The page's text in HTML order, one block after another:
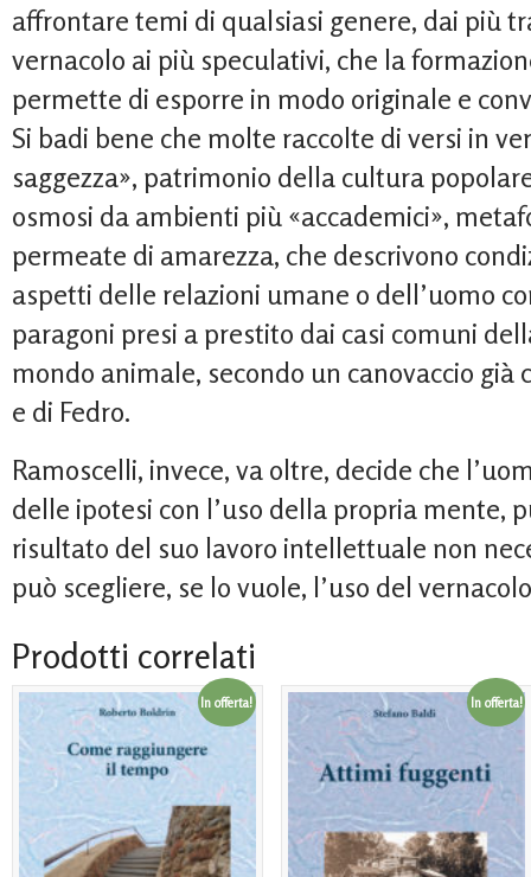
affrontare temi di qualsiasi genere, dai più
vernacolo ai più speculativi, che la
permette di esporre in modo originale e
Si badi bene che molte raccolte di versi in
saggezza», patrimonio della cultura
osmosi da ambienti più «accademici»,
permeate di amarezza, che descrivono
aspetti delle relazioni umane o dell’uomo
paragoni presi a prestito dai casi comuni
mondo animale, secondo un canovaccio già
e di Fedro.
Ramoscelli, invece, va oltre, decide che
delle ipotesi con l’uso della propria mente,
risultato del suo lavoro intellettuale non
può scegliere, se lo vuole, l’uso del
Prodotti correlati
In offerta! In offerta!